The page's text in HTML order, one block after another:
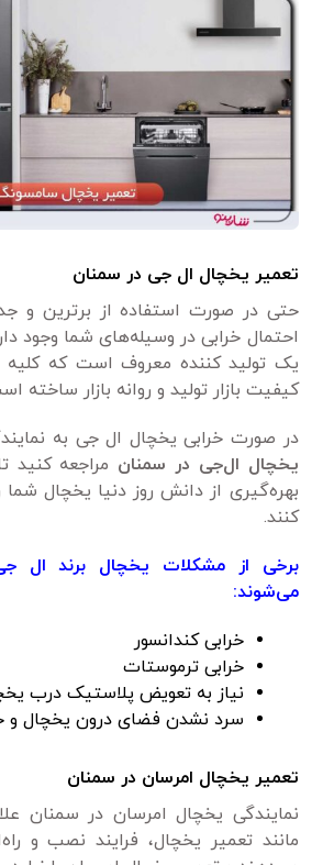
تعمیر یخچال ال جی در سمنان
حتی در صورت استفاده از برترین و
احتمال خرابی در وسیله‌های شما وجود
یک تولید کننده معروف است که کلیه
کیفیت بازار تولید و روانه بازار ساخته
در صورت خرابی یخچال ال جی به
یخچال ال‌جی در سمنان مراجعه
بهره‌گیری از دانش روز دنیا یخچال شما
کنند.
برخی از مشکلات یخچال برند ال
می‌شوند:
خرابی کندانسور
خرابی ترموستات
نیاز به تعویض پلاستیک درب
سرد نشدن فضای درون یخچال و
تعمیر یخچال امرسان در سمنان
نمایندگی یخچال امرسان در سمنان
مانند تعمیر یخچال، فرایند نصب و